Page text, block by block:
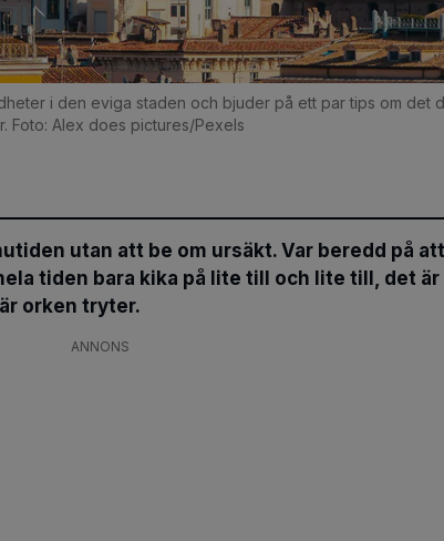
i den eviga staden och bjuder på ett par tips om det
Foto: Alex does pictures/Pexels
utan att be om ursäkt. Var beredd på
tiden bara kika på lite till och lite till, det
orken tryter.
ANNONS